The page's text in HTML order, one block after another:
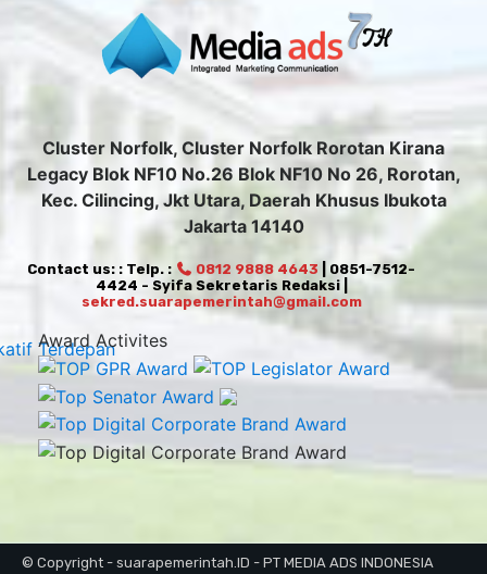
Cluster Norfolk, Cluster Norfolk Rorotan Kirana
Legacy Blok NF10 No.26 Blok NF10 No 26, Rorotan,
Kec. Cilincing, Jkt Utara, Daerah Khusus Ibukota
Jakarta 14140
Contact us: : Telp. : 0812 9888 4643 | 0851-7512-
4424 - Syifa Sekretaris Redaksi |
sekred.suarapemerintah@gmail.com
Award Activites
© Copyright - suarapemerintah.ID - PT MEDIA ADS INDONESIA